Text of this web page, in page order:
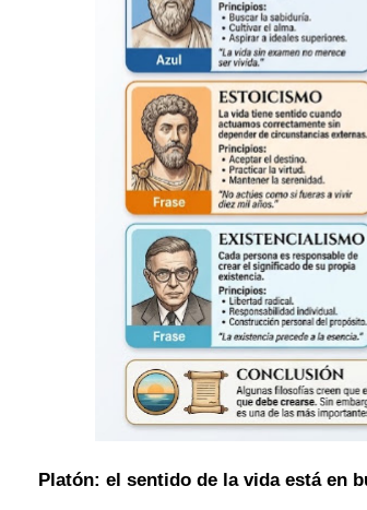
Platón: el sentido de la vida está en